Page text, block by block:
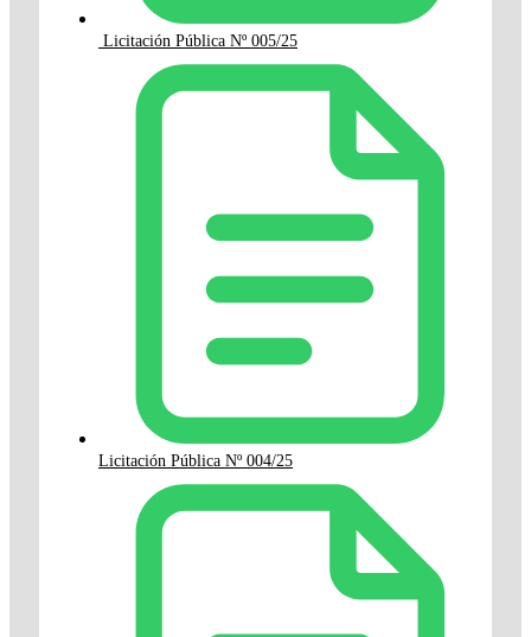
Licitación Pública Nº 005/25
Licitación Pública Nº 004/25